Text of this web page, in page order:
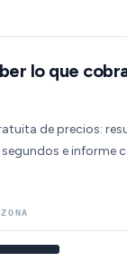
lo que
de precios:
e informe